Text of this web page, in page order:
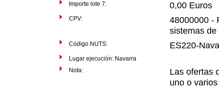
Importe lote 7: 0,00 Euros
CPV:
48000000 -
sistemas
Código NUTS: ES220-
Lugar ejecución: Navarra
Nota:
Las ofertas
uno o